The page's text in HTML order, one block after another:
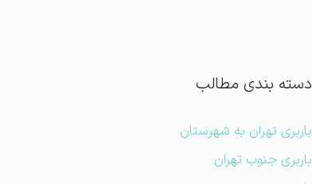
دسته بندی مطالب
باربری تهران به شهرستان
باربری جنوب تهران